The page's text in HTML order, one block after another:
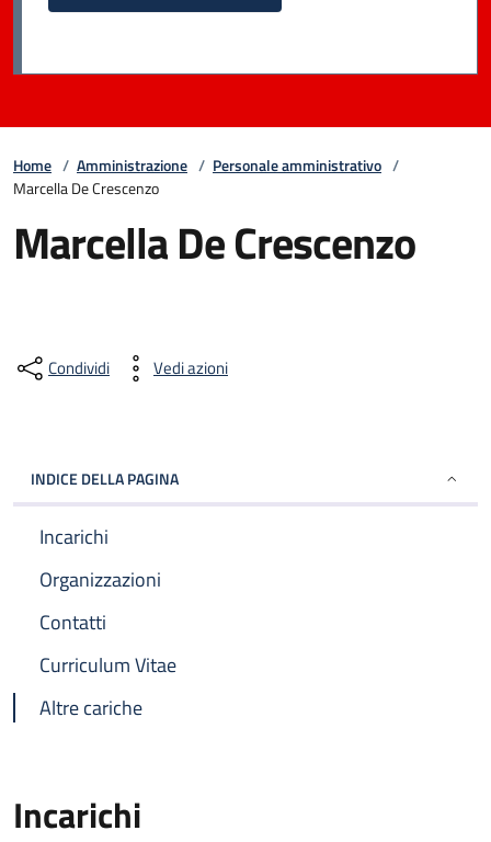
Home / Amministrazione / Personale amministrativo /
Marcella De Crescenzo
Marcella De Crescenzo
Condividi Vedi azioni
INDICE DELLA PAGINA
Incarichi
Organizzazioni
Contatti
Curriculum Vitae
Altre cariche
Incarichi